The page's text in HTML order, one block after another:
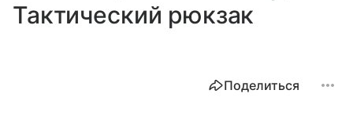
Тактический рюкзак
Поделиться